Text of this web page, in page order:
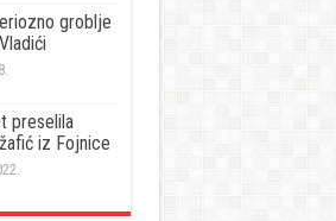
groblje
preselila
iz Fojnice